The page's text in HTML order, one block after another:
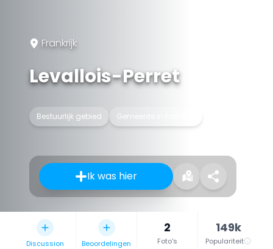
Frankrijk
Levallois-Perret
Bestuurlijk gebied Gemeente in Frankrijk
Ik was hier
Discussion Beoordelingen
2
Foto's
149k
Populariteit